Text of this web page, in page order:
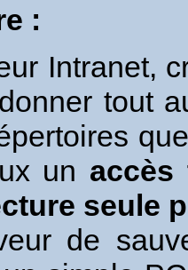
:
Intranet,
tout
un
seule
de